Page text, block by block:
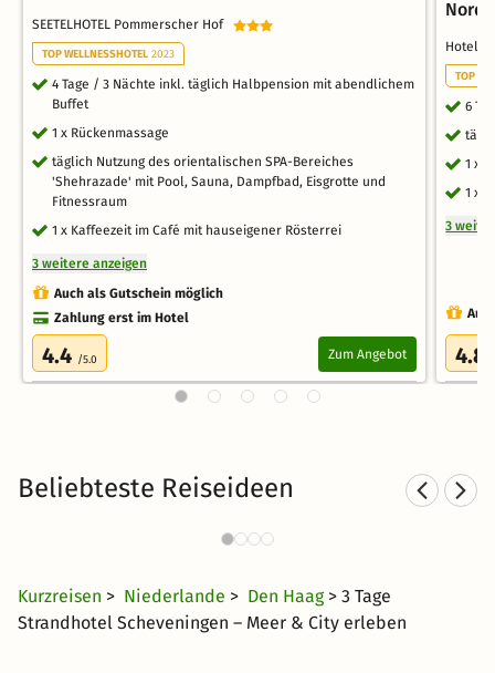
SEETELHOTEL Pommerscher Hof
TOP WELLNESSHOTEL 2023
4 Tage / 3 Nächte inkl. täglich Halbpension mit abendlichem
Buffet
1 x Rückenmassage
täglich Nutzung des orientalischen SPA-Bereiches
'Shehrazade' mit Pool, Sauna, Dampfbad, Eisgrotte und
Fitnessraum
1 x Kaffeezeit im Café mit hauseigener Rösterrei
3 weitere anzeigen
Auch als Gutschein möglich
Zahlung erst im Hotel
4.4 /5.0 Zum Angebot
Hotel
TOP
6
1 x
1 x
3
4.8
Beliebteste Reiseideen
Sporthotels an der Nordsee
653 Angebote
Kurzreisen > Niederlande > Den Haag > 3 Tage
Strandhotel Scheveningen – Meer & City erleben